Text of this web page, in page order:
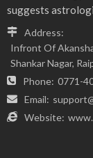
suggests
Address:
Infront Of
Shankar Nagar,
Phone: 0771-
Email:
Website: